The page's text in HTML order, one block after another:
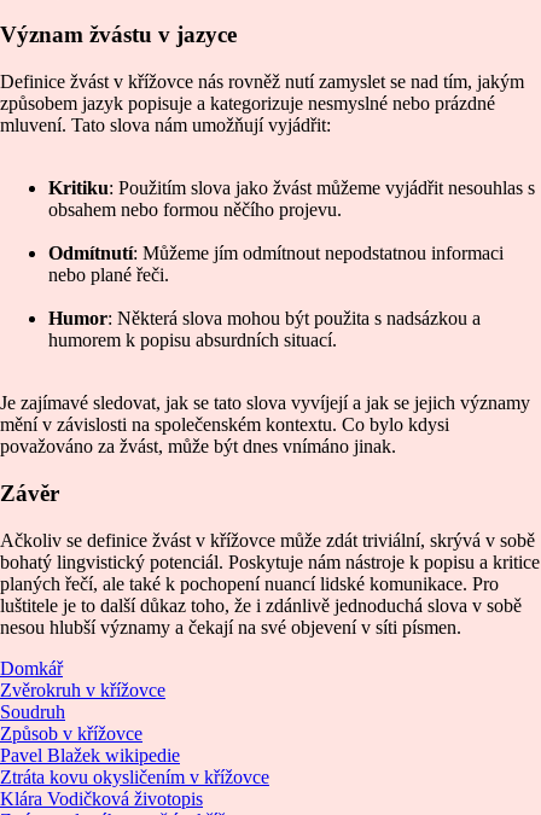
Význam žvástu v jazyce
Definice žvást v křížovce nás rovněž nutí zamyslet se nad tím, jakým
způsobem jazyk popisuje a kategorizuje nesmyslné nebo prázdné
mluvení. Tato slova nám umožňují vyjádřit:
Kritiku: Použitím slova jako žvást můžeme vyjádřit nesouhlas s
obsahem nebo formou něčího projevu.
Odmítnutí: Můžeme jím odmítnout nepodstatnou informaci
nebo plané řeči.
Humor: Některá slova mohou být použita s nadsázkou a
humorem k popisu absurdních situací.
Je zajímavé sledovat, jak se tato slova vyvíjejí a jak se jejich významy
mění v závislosti na společenském kontextu. Co bylo kdysi
považováno za žvást, může být dnes vnímáno jinak.
Závěr
Ačkoliv se definice žvást v křížovce může zdát triviální, skrývá v sobě
bohatý lingvistický potenciál. Poskytuje nám nástroje k popisu a kritice
planých řečí, ale také k pochopení nuancí lidské komunikace. Pro
luštitele je to další důkaz toho, že i zdánlivě jednoduchá slova v sobě
nesou hlubší významy a čekají na své objevení v síti písmen.
Domkář
Zvěrokruh v křížovce
Soudruh
Způsob v křížovce
Pavel Blažek wikipedie
Ztráta kovu okysličením v křížovce
Klára Vodičková životopis